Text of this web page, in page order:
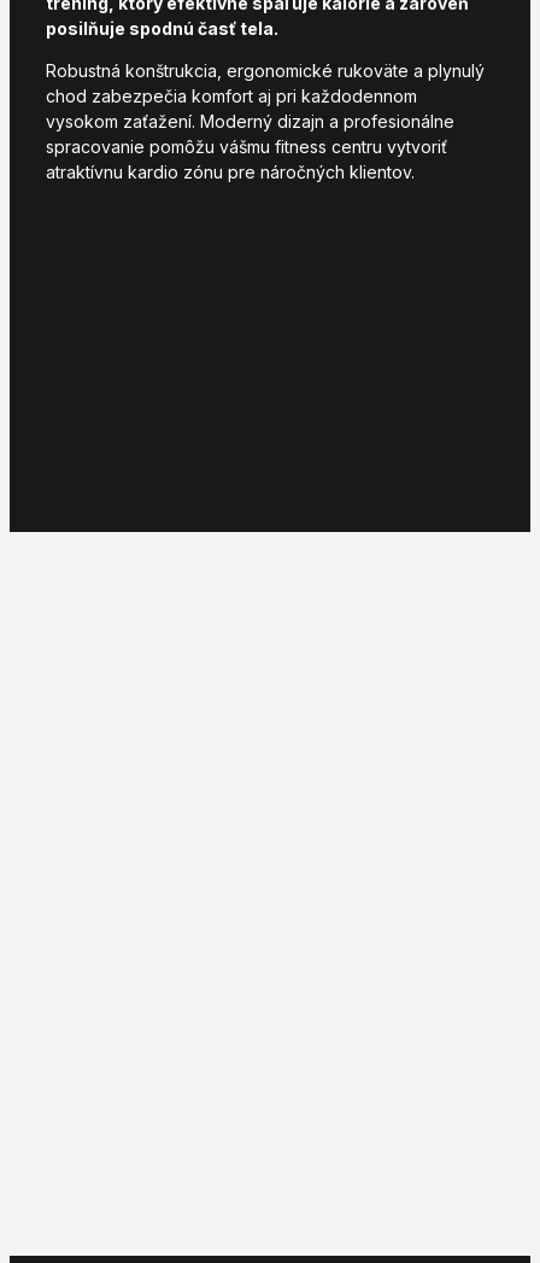
posilňuje spodnú časť tela.
Robustná konštrukcia, ergonomické rukoväte a plynulý
chod zabezpečia komfort aj pri každodennom
vysokom zaťažení. Moderný dizajn a profesionálne
spracovanie pomôžu vášmu fitness centru vytvoriť
atraktívnu kardio zónu pre náročných klientov.